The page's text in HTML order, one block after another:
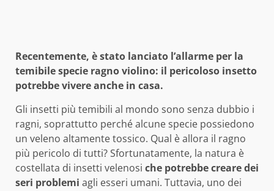
Recentemente, è stato lanciato l’allarme per la
temibile specie ragno violino: il pericoloso insetto
potrebbe vivere anche in casa.
Gli insetti più temibili al mondo sono senza dubbio i
ragni, soprattutto perché alcune specie possiedono
un veleno altamente tossico. Qual è allora il ragno
più pericolo di tutti? Sfortunatamente, la natura è
costellata di insetti velenosi che potrebbe creare dei
seri problemi agli esseri umani. Tuttavia, uno dei